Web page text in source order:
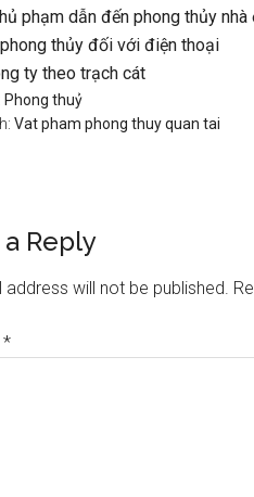
phạm dẫn đến phong thủy nhà
thủy đối với điện thoại
ty theo trạch cát
Phong thuỷ
Vat pham phong thuy quan tai
Reply
address will not be published.
*